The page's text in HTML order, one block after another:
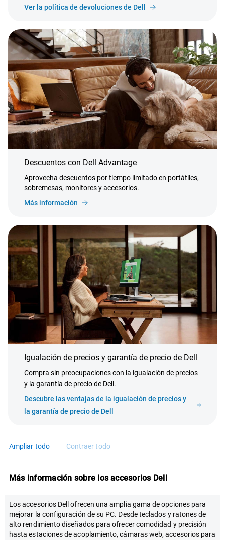
Ver la política de devoluciones de Dell
Descuentos con Dell Advantage
Aprovecha descuentos por tiempo limitado en portátiles,
sobremesas, monitores y accesorios.
Más información
Igualación de precios y garantía de precio de Dell
Compra sin preocupaciones con la igualación de precios
y la garantía de precio de Dell.
Descubre las ventajas de la igualación de precios y
la garantía de precio de Dell
Ampliar todo Contraer todo
Más información sobre los accesorios Dell
Los accesorios Dell ofrecen una amplia gama de opciones para
mejorar la configuración de su PC. Desde teclados y ratones de
alto rendimiento diseñados para ofrecer comodidad y precisión
hasta estaciones de acoplamiento, cámaras web, accesorios para